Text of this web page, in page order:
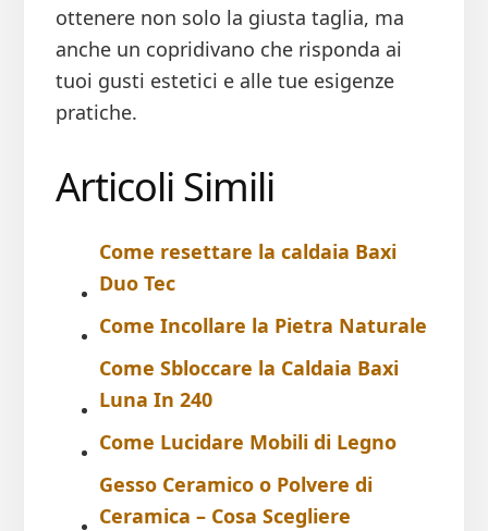
ottenere non solo la giusta taglia, ma
anche un copridivano che risponda ai
tuoi gusti estetici e alle tue esigenze
pratiche.
Articoli Simili
Come resettare la caldaia Baxi
Duo Tec​
Come Incollare la Pietra Naturale
Come Sbloccare la Caldaia Baxi
Luna In 240
Come Lucidare Mobili di Legno
Gesso Ceramico o Polvere di
Ceramica – Cosa Scegliere